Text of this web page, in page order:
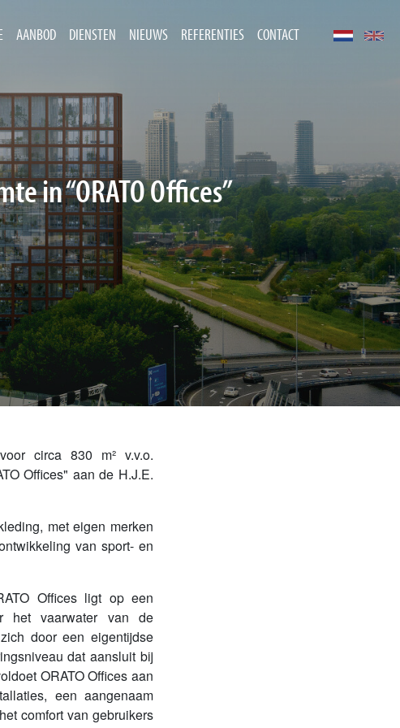
AANBOD DIENSTEN NIEUWS REFERENTIES CONTACT
in “ORATO Offices”
circa 830 m² v.v.o.
Offices" aan de H.J.E.
met eigen merken
van sport- en
Offices ligt op een
het vaarwater van de
door een eigentijdse
dat aansluit bij
ORATO Offices aan
een aangenaam
comfort van gebruikers